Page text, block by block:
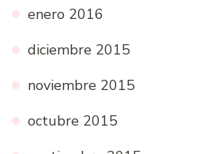
enero 2016
diciembre 2015
noviembre 2015
octubre 2015